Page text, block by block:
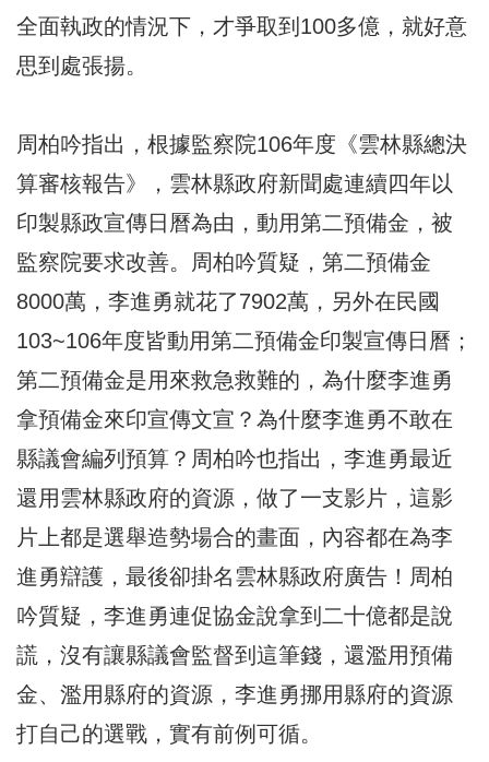
全面執政的情況下，才爭取到100多億，就好意
思到處張揚。
周柏吟指出，根據監察院106年度《雲林縣總決
算審核報告》，雲林縣政府新聞處連續四年以
印製縣政宣傳日曆為由，動用第二預備金，被
監察院要求改善。周柏吟質疑，第二預備金
8000萬，李進勇就花了7902萬，另外在民國
103~106年度皆動用第二預備金印製宣傳日曆；
第二預備金是用來救急救難的，為什麼李進勇
拿預備金來印宣傳文宣？為什麼李進勇不敢在
縣議會編列預算？周柏吟也指出，李進勇最近
還用雲林縣政府的資源，做了一支影片，這影
片上都是選舉造勢場合的畫面，內容都在為李
進勇辯護，最後卻掛名雲林縣政府廣告！周柏
吟質疑，李進勇連促協金說拿到二十億都是說
謊，沒有讓縣議會監督到這筆錢，還濫用預備
金、濫用縣府的資源，李進勇挪用縣府的資源
打自己的選戰，實有前例可循。